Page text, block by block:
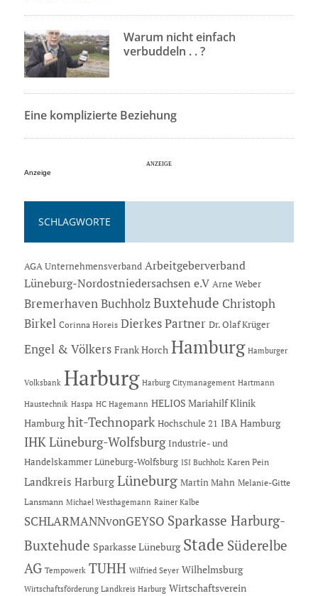
Warum nicht einfach
verbuddeln . . ?
Eine komplizierte Beziehung
Anzeige
SCHLAGWORTE
AGA Unternehmensverband Arbeitgeberverband
Lüneburg-Nordostniedersachsen e.V Arne Weber
Bremerhaven Buchholz Buxtehude Christoph
Birkel Corinna Horeis Dierkes Partner Dr. Olaf Krüger
Engel & Völkers Frank Horch Hamburg Hamburger
Volksbank Harburg Harburg Citymanagement Hartmann
Haustechnik Haspa HC Hagemann HELIOS Mariahilf Klinik
Hamburg hit-Technopark Hochschule 21 IBA Hamburg
IHK Lüneburg-Wolfsburg Industrie- und
Handelskammer Lüneburg-Wolfsburg ISI Buchholz Karen Pein
Landkreis Harburg Lüneburg Martin Mahn Melanie-Gitte
Lansmann Michael Westhagemann Rainer Kalbe
SCHLARMANNvonGEYSO Sparkasse Harburg-
Buxtehude Sparkasse Lüneburg Stade Süderelbe
AG Tempowerk TUHH Wilfried Seyer Wilhelmsburg
Wirtschaftsförderung Landkreis Harburg Wirtschaftsverein